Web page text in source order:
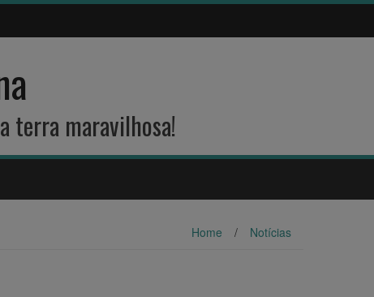
terra maravilhosa!
Home / Notícias